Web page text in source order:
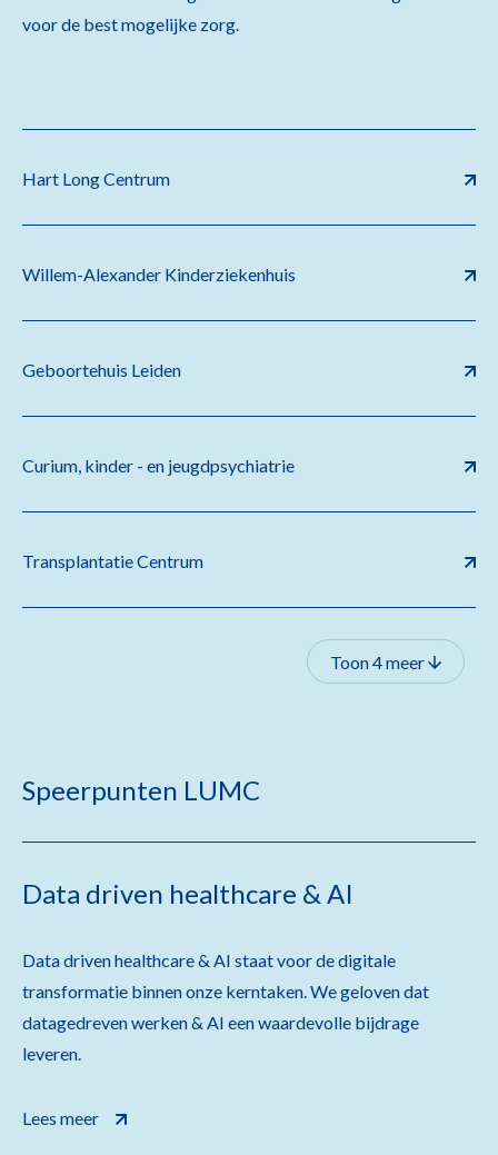
voor de best mogelijke zorg.
Hart Long Centrum
Willem-Alexander Kinderziekenhuis
Geboortehuis Leiden
Curium, kinder - en jeugdpsychiatrie
Transplantatie Centrum
Toon 4 meer
Speerpunten LUMC
Data driven healthcare & AI
Data driven healthcare & AI staat voor de digitale
transformatie binnen onze kerntaken. We geloven dat
datagedreven werken & AI een waardevolle bijdrage
leveren.
Lees meer